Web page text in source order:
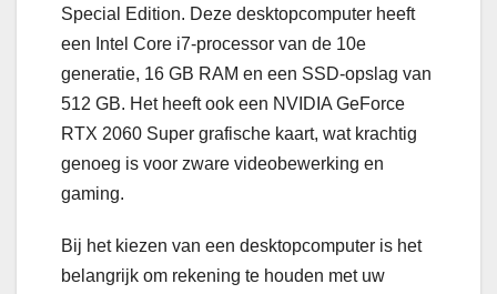
Special Edition. Deze desktopcomputer heeft
een Intel Core i7-processor van de 10e
generatie, 16 GB RAM en een SSD-opslag van
512 GB. Het heeft ook een NVIDIA GeForce
RTX 2060 Super grafische kaart, wat krachtig
genoeg is voor zware videobewerking en
gaming.
Bij het kiezen van een desktopcomputer is het
belangrijk om rekening te houden met uw